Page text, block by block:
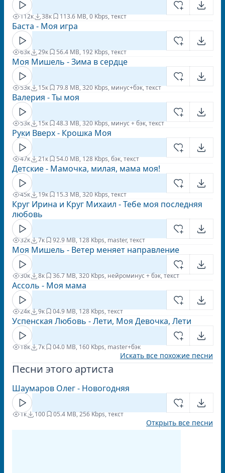
112к 38к 113.6 MB, 0 Kbps, текст
Баста - Моя игра
63к 29к 56.4 MB, 192 Kbps, текст
Моя Мишель - Зима в сердце
53к 15к 79.8 MB, 320 Kbps, минус+бэк, текст
Валерия - Ты моя
53к 15к 48.3 MB, 320 Kbps, минус + бэк, текст
Руки Вверх - Крошка Моя
47к 21к 54.0 MB, 128 Kbps, бэк, текст
Детские - Мамочка, милая, мама моя!
45к 19к 15.3 MB, 320 Kbps, текст
Круг Ирина и Круг Михаил - Тебе моя последняя
любовь
32к 7к 92.9 MB, 128 Kbps, master, текст
Моя Мишель - Ветер меняет направление
30к 8к 36.7 MB, 320 Kbps, нейроминус + бэк, текст
Ассоль - Моя мама
24к 9к 04.9 MB, 128 Kbps, текст
Успенская Любовь - Лети, Моя Девочка, Лети
18к 7к 04.0 MB, 160 Kbps, master+бэк
Искать все похожие песни
Песни этого артиста
Шаумаров Олег - Новогодняя
1к 100 05.4 MB, 256 Kbps, текст
Открыть все песни